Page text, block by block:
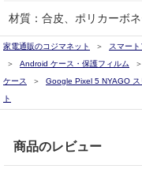
材質：合皮、ポリカーボ
家電通販のコジマネット スマー
Android ケース・保護フィルム
ケース
Google Pixel 5 NYAGO ス
ト
商品のレビュー